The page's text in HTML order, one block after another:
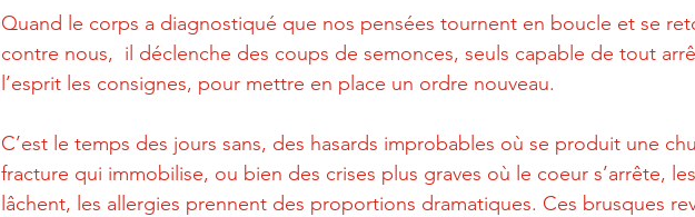
Quand le corps a diagnostiqué que nos pensées tournent en boucle et se
contre nous,  il déclenche des coups de semonces, seuls capable de tout
l’esprit les consignes, pour mettre en place un ordre nouveau.
C’est le temps des jours sans, des hasards improbables où se produit une
fracture qui immobilise, ou bien des crises plus graves où le coeur s’arrête,
lâchent, les allergies prennent des proportions dramatiques. Ces brusques